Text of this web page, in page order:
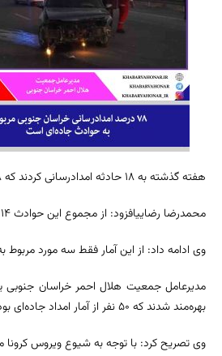
هفته گذشته به ۱۸ حادثه امدادرسانی کردند که ۷۸ درصد مربوط به حوادث جاده‌ای بوده است.
محمدرضا رضاییافزود: از مجموع این حوادث ۱۴ مورد مربوط به حوادث جاده‌های استان بوده است.
وی ادامه داد: از این آمار فقط سه مورد مربوط به برف
بهره‌مند شدند که ۵۰ نفر از آمار امداد جاده‌ای بوده است.
وی تصریح کرد: با توجه به شیوع ویروس